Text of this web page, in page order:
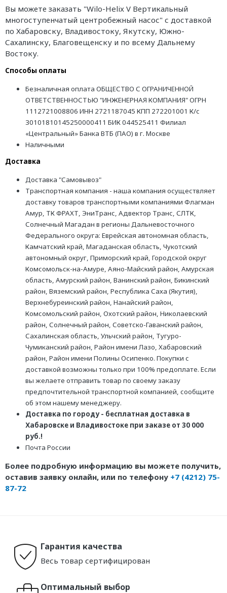
Вы можете заказать "Wilo-Helix V Вертикальный
многоступенчатый центробежный насос" с доставкой
по Хабаровску, Владивостоку, Якутску, Южно-
Сахалинску, Благовещенску и по всему Дальнему
Востоку.
Способы оплаты
Безналичная оплата ОБЩЕСТВО С ОГРАНИЧЕННОЙ
ОТВЕТСТВЕННОСТЬЮ "ИНЖЕНЕРНАЯ КОМПАНИЯ" ОГРН
1112721008806 ИНН 2721187045 КПП 272201001 К/с
30101810145250000411 БИК 044525411 Филиал
«Центральный» Банка ВТБ (ПАО) в г. Москве
Наличными
Доставка
Доставка "Самовывоз"
Транспортная компания - наша компания осуществляет
доставку товаров транспортными компаниями Флагман
Амур, ТК ФРАХТ, ЭниТранс, Адвектор Транс, СЛТК,
Солнечный Магадан в регионы Дальневосточного
Федерального округа: Еврейская автономная область,
Камчатский край, Магаданская область, Чукотский
автономный округ, Приморский край, Городской округ
Комсомольск-на-Амуре, Аяно-Майский район, Амурская
область, Амурский район, Ванинский район, Бикинский
район, Вяземский район, Республика Саха (Якутия),
Верхнебуреинский район, Нанайский район,
Комсомольский район, Охотский район, Николаевский
район, Солнечный район, Советско-Гаванский район,
Сахалинская область, Ульчский район, Тугуро-
Чумиканский район, Район имени Лазо, Хабаровский
район, Район имени Полины Осипенко. Покупки с
доставкой возможны только при 100% предоплате. Если
вы желаете отправить товар по своему заказу
предпочтительной транспортной компанией, сообщите
об этом нашему менеджеру.
Доставка по городу - бесплатная доставка в
Хабаровске и Владивостоке при заказе от 30 000
руб.!
Почта России
Более подробную информацию вы можете получить,
оставив заявку онлайн, или по телефону +7 (4212) 75-
87-72
Гарантия качества
Весь товар сертифицирован
Оптимальный выбор